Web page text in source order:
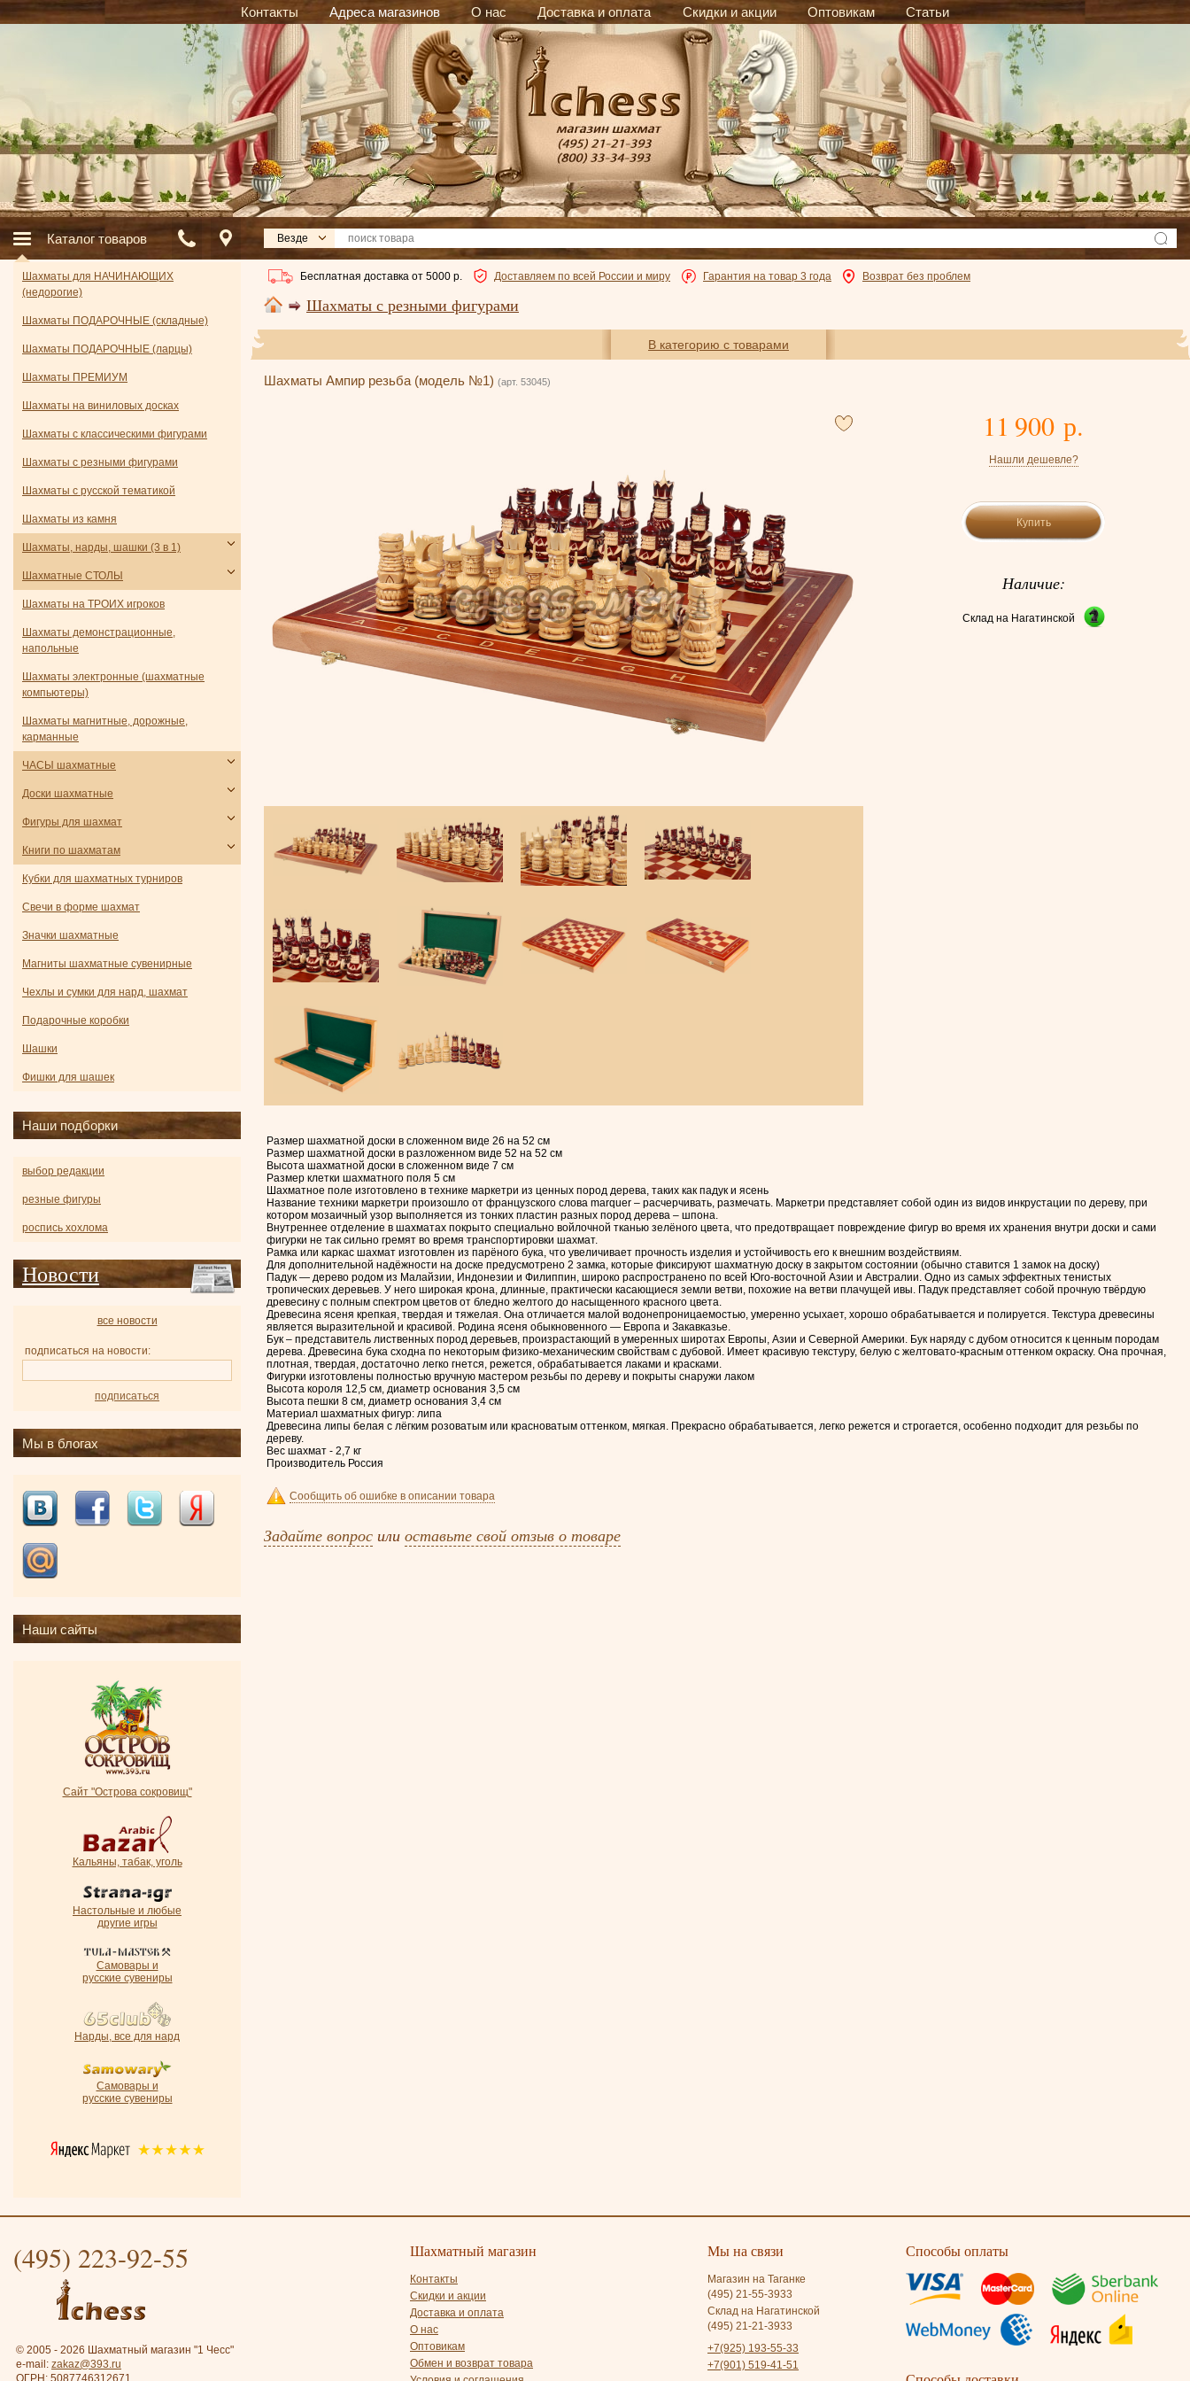
Контакты Адреса магазинов О нас Доставка и оплата Скидки и акции Оптовикам Статьи
Каталог товаров Везде
Бесплатная доставка от 5000 р. Доставляем по всей России и миру Гарантия на товар 3 года Возврат без проблем
Шахматы с резными фигурами
В категорию с товарами
Шахматы Ампир резьба (модель №1) (арт. 53045)
11 900 р.
Нашли дешевле?
Купить
Наличие:
Склад на Нагатинской
Размер шахматной доски в сложенном виде 26 на 52 см
Размер шахматной доски в разложенном виде 52 на 52 см
Высота шахматной доски в сложенном виде 7 см
Размер клетки шахматного поля 5 см
Шахматное поле изготовлено в технике маркетри из ценных пород дерева, таких как падук и ясень
Название техники маркетри произошло от французского слова marquer – расчерчивать, размечать. Маркетри представляет собой один из видов инкрустации по дереву, при
котором мозаичный узор выполняется из тонких пластин разных пород дерева – шпона.
Внутреннее отделение в шахматах покрыто специально войлочной тканью зелёного цвета, что предотвращает повреждение фигур во время их хранения внутри доски и сами
фигурки не так сильно гремят во время транспортировки шахмат.
Рамка или каркас шахмат изготовлен из парёного бука, что увеличивает прочность изделия и устойчивость его к внешним воздействиям.
Для дополнительной надёжности на доске предусмотрено 2 замка, которые фиксируют шахматную доску в закрытом состоянии (обычно ставится 1 замок на доску)
Падук — дерево родом из Малайзии, Индонезии и Филиппин, широко распространено по всей Юго-восточной Азии и Австралии. Одно из самых эффектных тенистых
тропических деревьев. У него широкая крона, длинные, практически касающиеся земли ветви, похожие на ветви плачущей ивы. Падук представляет собой прочную твёрдую
древесину с полным спектром цветов от бледно желтого до насыщенного красного цвета.
Древесина ясеня крепкая, твердая и тяжелая. Она отличается малой водонепроницаемостью, умеренно усыхает, хорошо обрабатывается и полируется. Текстура древесины
является выразительной и красивой. Родина ясеня обыкновенного — Европа и Закавказье.
Бук – представитель лиственных пород деревьев, произрастающий в умеренных широтах Европы, Азии и Северной Америки. Бук наряду с дубом относится к ценным породам
дерева. Древесина бука сходна по некоторым физико-механическим свойствам с дубовой. Имеет красивую текстуру, белую с желтовато-красным оттенком окраску. Она прочная,
плотная, твердая, достаточно легко гнется, режется, обрабатывается лаками и красками.
Фигурки изготовлены полностью вручную мастером резьбы по дереву и покрыты снаружи лаком
Высота короля 12,5 см, диаметр основания 3,5 см
Высота пешки 8 см, диаметр основания 3,4 см
Материал шахматных фигур: липа
Древесина липы белая с лёгким розоватым или красноватым оттенком, мягкая. Прекрасно обрабатывается, легко режется и строгается, особенно подходит для резьбы по
дереву.
Вес шахмат - 2,7 кг
Производитель Россия
Сообщить об ошибке в описании товара
Задайте вопрос или оставьте свой отзыв о товаре
Шахматы для НАЧИНАЮЩИХ
(недорогие)
Шахматы ПОДАРОЧНЫЕ (складные)
Шахматы ПОДАРОЧНЫЕ (ларцы)
Шахматы ПРЕМИУМ
Шахматы на виниловых досках
Шахматы с классическими фигурами
Шахматы с резными фигурами
Шахматы с русской тематикой
Шахматы из камня
Шахматы, нарды, шашки (3 в 1)
Шахматные СТОЛЫ
Шахматы на ТРОИХ игроков
Шахматы демонстрационные,
напольные
Шахматы электронные (шахматные
компьютеры)
Шахматы магнитные, дорожные,
карманные
ЧАСЫ шахматные
Доски шахматные
Фигуры для шахмат
Книги по шахматам
Кубки для шахматных турниров
Свечи в форме шахмат
Значки шахматные
Магниты шахматные сувенирные
Чехлы и сумки для нард, шахмат
Подарочные коробки
Шашки
Фишки для шашек
Наши подборки
выбор редакции
резные фигуры
роспись хохлома
Новости
все новости
подписаться на новости:
подписаться
Мы в блогах
Наши сайты
Сайт "Острова сокровищ"
Кальяны, табак, уголь
Настольные и любые
другие игры
Самовары и
русские сувениры
Нарды, все для нард
Самовары и
русские сувениры
(495) 223-92-55
© 2005 - 2026 Шахматный магазин "1 Чесс"
e-mail: zakaz@393.ru
ОГРН: 5087746312671
Шахматный магазин
Контакты
Скидки и акции
Доставка и оплата
О нас
Оптовикам
Обмен и возврат товара
Мы на связи
Магазин на Таганке
(495) 21-55-3933
Склад на Нагатинской
(495) 21-21-3933
+7(925) 193-55-33
+7(901) 519-41-51
Способы оплаты